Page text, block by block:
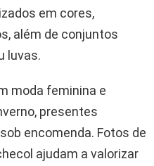
em cores,
além de conjuntos
luvas.
moda feminina e
presentes
encomenda. Fotos de
ajudam a valorizar